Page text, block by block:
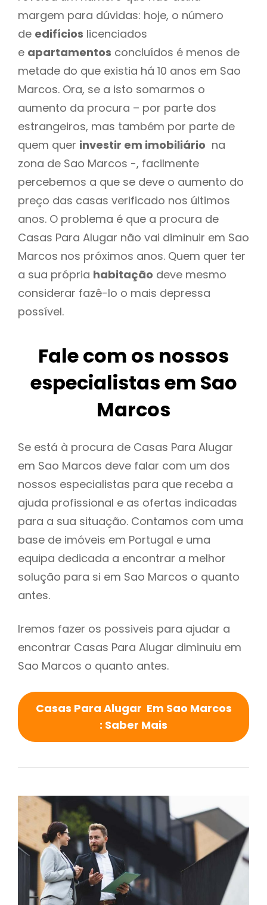
margem para dúvidas: hoje, o número
de edifícios licenciados
e apartamentos concluídos é menos de
metade do que existia há 10 anos em Sao
Marcos. Ora, se a isto somarmos o
aumento da procura – por parte dos
estrangeiros, mas também por parte de
quem quer investir em imobiliário na
zona de Sao Marcos -, facilmente
percebemos a que se deve o aumento do
preço das casas verificado nos últimos
anos. O problema é que a procura de
Casas Para Alugar não vai diminuir em Sao
Marcos nos próximos anos. Quem quer ter
a sua própria habitação deve mesmo
considerar fazê-lo o mais depressa
possível.
Fale com os nossos
especialistas em Sao
Marcos
Se está à procura de Casas Para Alugar
em Sao Marcos deve falar com um dos
nossos especialistas para que receba a
ajuda profissional e as ofertas indicadas
para a sua situação. Contamos com uma
base de imóveis em Portugal e uma
equipa dedicada a encontrar a melhor
solução para si em Sao Marcos o quanto
antes.
Iremos fazer os possiveis para ajudar a
encontrar Casas Para Alugar diminuiu em
Sao Marcos o quanto antes.
Casas Para Alugar Em Sao Marcos
: Saber Mais